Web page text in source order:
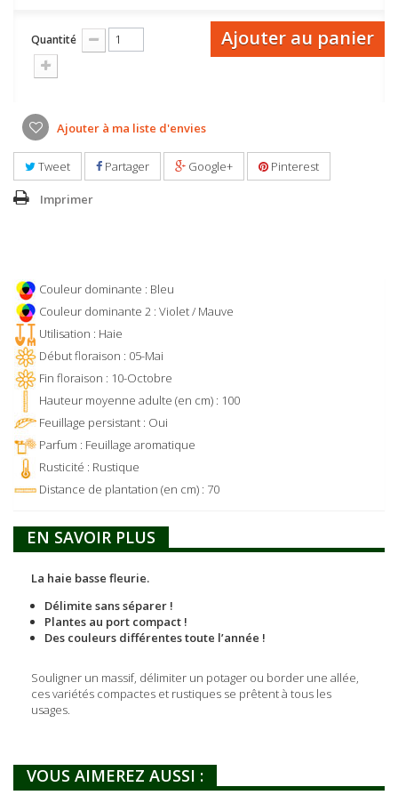
Quantité Ajouter au panier
Ajouter à ma liste d'envies
Tweet Partager Google+ Pinterest
Imprimer
Couleur dominante : Bleu
Couleur dominante 2 : Violet / Mauve
Utilisation : Haie
Début floraison : 05-Mai
Fin floraison : 10-Octobre
Hauteur moyenne adulte (en cm) : 100
Feuillage persistant : Oui
Parfum : Feuillage aromatique
Rusticité : Rustique
Distance de plantation (en cm) : 70
EN SAVOIR PLUS
La haie basse fleurie.
Délimite sans séparer !
Plantes au port compact !
Des couleurs différentes toute l’année !
Souligner un massif, délimiter un potager ou border une allée,
ces variétés compactes et rustiques se prêtent à tous les
usages.
VOUS AIMEREZ AUSSI :